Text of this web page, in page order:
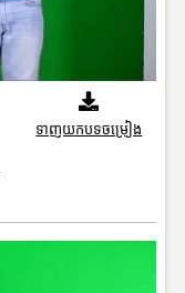
ទាញយកបទចម្រៀង